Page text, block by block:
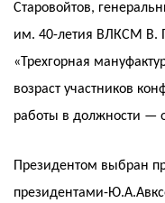
Старовойтов,
им. 40-летия ВЛКСМ В.
«Трехгорная
возраст участников
работы в должности —
Президентом выбран
президентами-